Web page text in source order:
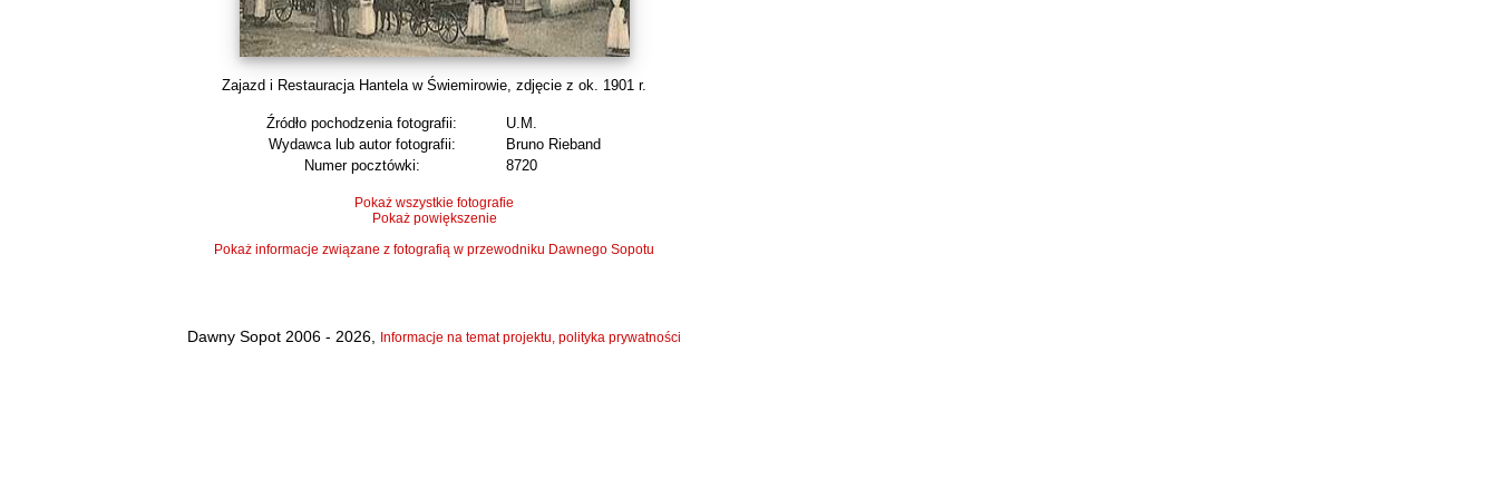
Zajazd i Restauracja Hantela w Świemirowie, zdjęcie z ok. 1901 r.
Źródło pochodzenia fotografii:
U.M.
Wydawca lub autor fotografii:
Bruno Rieband
Numer pocztówki:
8720
Pokaż wszystkie fotografie
Pokaż powiększenie
Pokaż informacje związane z fotografią w przewodniku Dawnego Sopotu
Dawny Sopot 2006 - 2026, Informacje na temat projektu, polityka prywatności